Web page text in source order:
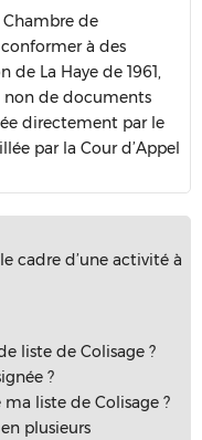
Chambre de
à des
La Haye de 1961,
non de documents
directement par le
par la Cour d’Appel
cadre d’une activité à
liste de Colisage ?
?
liste de Colisage ?
plusieurs